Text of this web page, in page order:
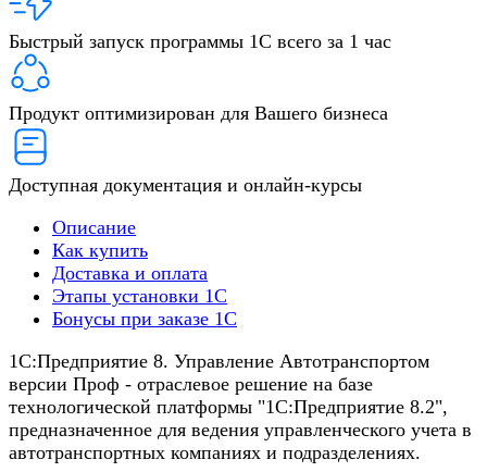
Быстрый запуск программы 1С всего за 1 час
Продукт оптимизирован для Вашего бизнеса
Доступная документация и онлайн-курсы
Описание
Как купить
Доставка и оплата
Этапы установки 1С
Бонусы при заказе 1С
1С:Предприятие 8. Управление Автотранспортом
версии Проф - отраслевое решение на базе
технологической платформы "1С:Предприятие 8.2",
предназначенное для ведения управленческого учета в
автотранспортных компаниях и подразделениях.